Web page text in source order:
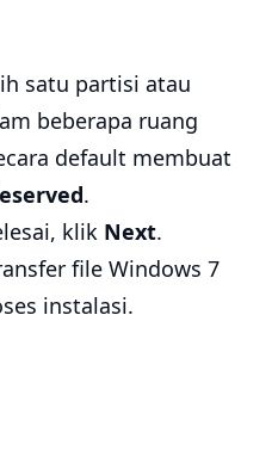
satu partisi atau
beberapa ruang
default membuat
.
klik Next.
file Windows 7
instalasi.